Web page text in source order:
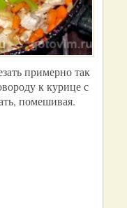
примерно так
к курице с
помешивая.